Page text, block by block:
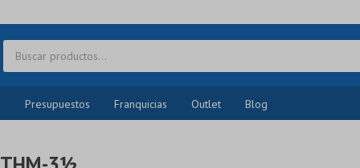
Presupuestos Franquicias Outlet Blog